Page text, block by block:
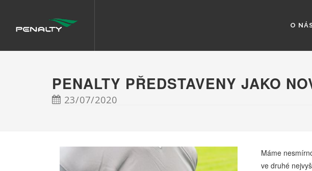
O
PENALTY PŘEDSTAVENY JAKO
23/07/2020
Máme
ve druhé